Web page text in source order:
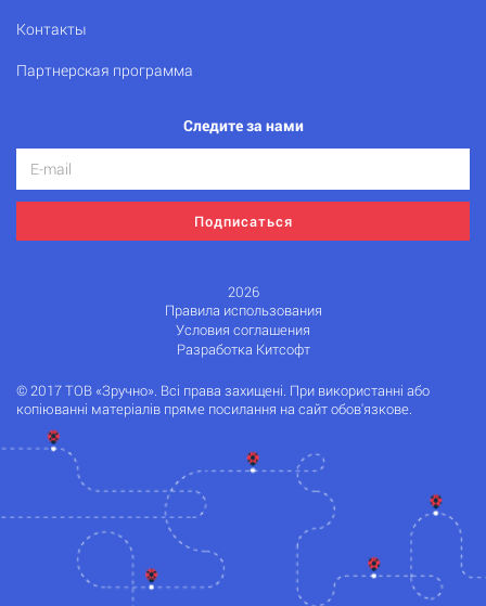
Контакты
Партнерская программа
Следите за нами
Подписаться
2026
Правила использования
Условия соглашения
Разработка Китсофт
© 2017 ТОВ «Зручно». Всі права захищені. При використанні або
копіюванні матеріалів пряме посилання на сайт обов'язкове.